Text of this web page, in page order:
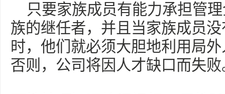
只要家族成员有能力承担管
族的继任者，并且当家族成员
时，他们就必须大胆地利用局
否则，公司将因人才缺口而失败